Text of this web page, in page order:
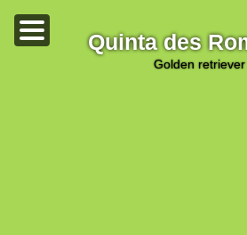
Quinta des
golden retriever